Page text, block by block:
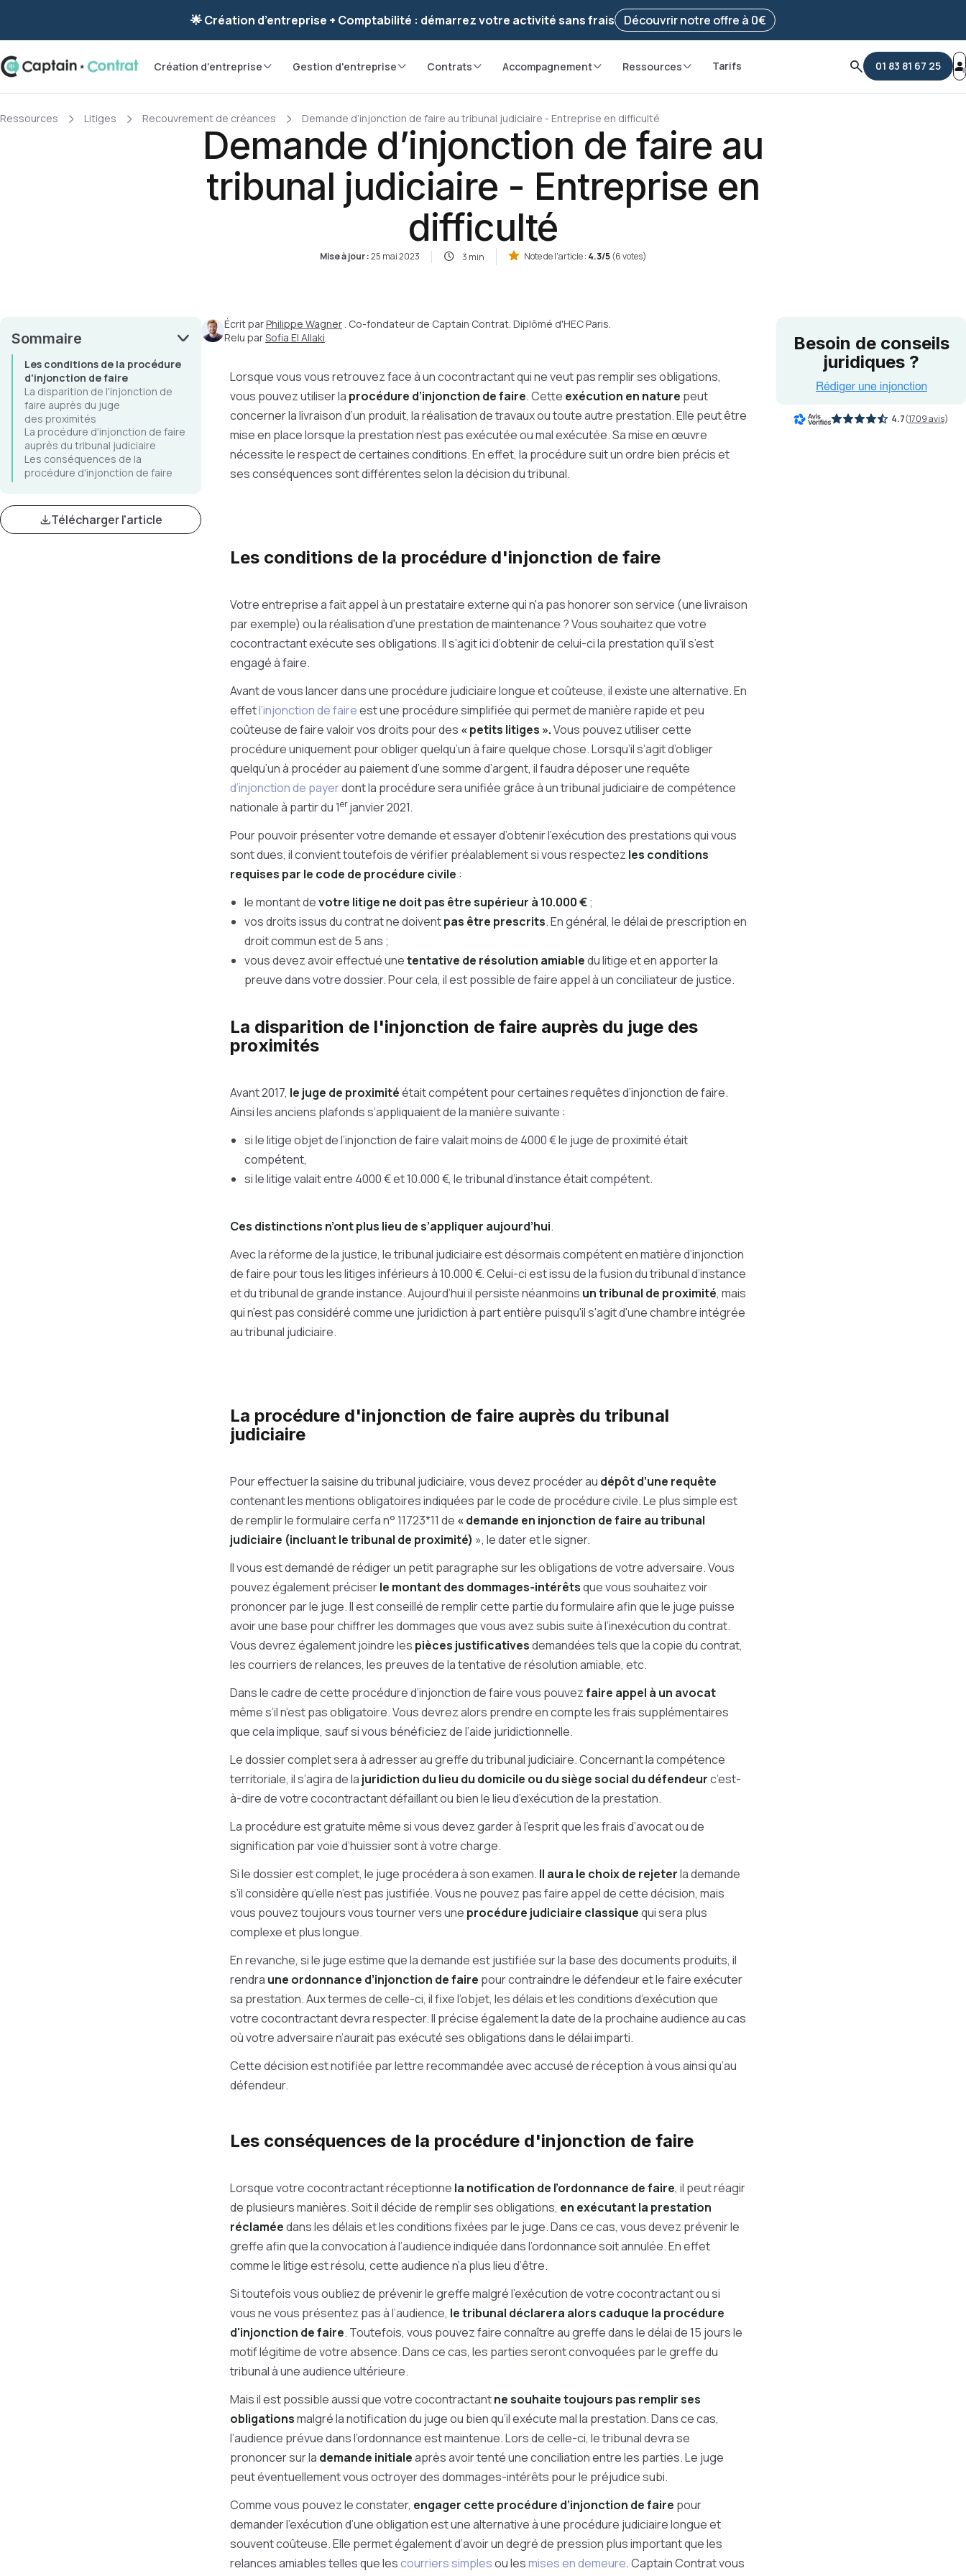
Ravis de vous revoir ! Votre démarchea été enregistrée 🚀 Reprendre ma démarche
🌟 Création d’entreprise + Comptabilité : démarrez votre activité sans frais Découvrir notre offre à 0€
Création d'entreprise Gestion d'entreprise Contrats Accompagnement Ressources Tarifs 01 83 81 67 25
Ressources Litiges Recouvrement de créances Demande d’injonction de faire au tribunal judiciaire - Entreprise en difficulté
Demande d’injonction de faire au
tribunal judiciaire - Entreprise en
difficulté
Mise à jour :25 mai 2023 3 min Note de l'article : 4.3/5(6 votes)
Sommaire
Les conditions de la procédure
d'injonction de faire
La disparition de l'injonction de
faire auprès du juge
des proximités
La procédure d'injonction de faire
auprès du tribunal judiciaire
Les conséquences de la
procédure d'injonction de faire
Télécharger l'article
Écrit parPhilippe Wagner. Co-fondateur de Captain Contrat. Diplômé d'HEC Paris.
Relu parSofia El Allaki.
Lorsque vous vous retrouvez face à un cocontractant qui ne veut pas remplir ses obligations,
vous pouvez utiliser la procédure d’injonction de faire. Cette exécution en nature peut
concerner la livraison d’un produit, la réalisation de travaux ou toute autre prestation. Elle peut être
mise en place lorsque la prestation n’est pas exécutée ou mal exécutée. Sa mise en œuvre
nécessite le respect de certaines conditions. En effet, la procédure suit un ordre bien précis et
ses conséquences sont différentes selon la décision du tribunal.
Les conditions de la procédure d'injonction de faire
Votre entreprise a fait appel à un prestataire externe qui n'a pas honorer son service (une livraison
par exemple) ou la réalisation d'une prestation de maintenance ? Vous souhaitez que votre
cocontractant exécute ses obligations. Il s’agit ici d’obtenir de celui-ci la prestation qu’il s’est
engagé à faire.
Avant de vous lancer dans une procédure judiciaire longue et coûteuse, il existe une alternative. En
effetl’injonction de faireest une procédure simplifiée qui permet de manière rapide et peu
coûteuse de faire valoir vos droits pour des « petits litiges ».Vous pouvez utiliser cette
procédure uniquement pour obliger quelqu’un à faire quelque chose. Lorsqu’il s’agit d’obliger
quelqu’un à procéder au paiement d’une somme d’argent, il faudra déposer une requête
d’injonction de payerdont la procédure sera unifiée grâce à un tribunal judiciaire de compétence
nationale à partir du 1erjanvier 2021.
Pour pouvoir présenter votre demande et essayer d’obtenir l’exécution des prestations qui vous
sont dues, il convient toutefois de vérifier préalablement si vous respectez les conditions
requises par le code de procédure civile :
le montant devotre litige ne doit pas être supérieur à 10.000 €;
vos droits issus du contrat ne doiventpas être prescrits. En général, le délai de prescription en
droit commun est de 5 ans ;
vous devez avoir effectué unetentative de résolution amiabledu litige et en apporter la
preuve dans votre dossier. Pour cela, il est possible de faire appel à un conciliateur de justice.
La disparition de l'injonction de faire auprès du juge des
proximités
Avant 2017, le juge de proximitéétait compétent pour certaines requêtes d’injonction de faire.
Ainsi les anciens plafonds s’appliquaient de la manière suivante :
si le litige objet de l’injonction de faire valait moins de 4000 € le juge de proximité était
compétent,
si le litige valait entre 4000 € et 10.000 €, le tribunal d’instance était compétent.
Ces distinctions n’ont plus lieu de s’appliquer aujourd’hui.
Avec la réforme de la justice, le tribunal judiciaire est désormais compétent en matière d’injonction
de faire pour tous les litiges inférieurs à 10.000 €. Celui-ci est issu de la fusion du tribunal d’instance
et du tribunal de grande instance. Aujourd’hui il persiste néanmoins un tribunal de proximité, mais
qui n’est pas considéré comme une juridiction à part entière puisqu'il s'agit d'une chambre intégrée
au tribunal judiciaire.
La procédure d'injonction de faire auprès du tribunal
judiciaire
Pour effectuer la saisine du tribunal judiciaire, vous devez procéder au dépôt d’une requête
contenant les mentions obligatoires indiquées par le code de procédure civile. Le plus simple est
de remplir le formulaire cerfa n° 11723*11 de « demande en injonction de faire au tribunal
judiciaire (incluant le tribunal de proximité) », le dater et le signer.
Il vous est demandé de rédiger un petit paragraphe sur les obligations de votre adversaire. Vous
pouvez également préciserle montant des dommages-intérêtsque vous souhaitez voir
prononcer par le juge. Il est conseillé de remplir cette partie du formulaire afin que le juge puisse
avoir une base pour chiffrer les dommages que vous avez subis suite à l’inexécution du contrat.
Vous devrez également joindre les pièces justificativesdemandées tels que la copie du contrat,
les courriers de relances, les preuves de la tentative de résolution amiable, etc.
Dans le cadre de cette procédure d’injonction de faire vous pouvezfaire appel à un avocat
même s’il n’est pas obligatoire. Vous devrez alors prendre en compte les frais supplémentaires
que cela implique, sauf si vous bénéficiez de l’aide juridictionnelle.
Le dossier complet sera à adresser au greffe du tribunal judiciaire. Concernant la compétence
territoriale, il s’agira de la juridiction du lieu du domicile ou du siège social du défendeurc’est-
à-dire de votre cocontractant défaillant ou bien le lieu d’exécution de la prestation.
La procédure est gratuite même si vous devez garder à l’esprit que les frais d’avocat ou de
signification par voie d’huissier sont à votre charge.
Si le dossier est complet, le juge procédera à son examen. Il aura le choix de rejeterla demande
s’il considère qu’elle n’est pas justifiée. Vous ne pouvez pas faire appel de cette décision, mais
vous pouvez toujours vous tourner vers une procédure judiciaire classiquequi sera plus
complexe et plus longue.
En revanche, si le juge estime que la demande est justifiée sur la base des documents produits, il
rendra une ordonnance d’injonction de faire pour contraindre le défendeur et le faire exécuter
sa prestation. Aux termes de celle-ci, il fixe l’objet, les délais et les conditions d’exécution que
votre cocontractant devra respecter. Il précise également la date de la prochaine audience au cas
où votre adversaire n’aurait pas exécuté ses obligations dans le délai imparti.
Cette décision est notifiée par lettre recommandée avec accusé de réception à vous ainsi qu’au
défendeur.
Les conséquences de la procédure d'injonction de faire
Lorsque votre cocontractant réceptionne la notification de l’ordonnance de faire, il peut réagir
de plusieurs manières. Soit il décide de remplir ses obligations, en exécutant la prestation
réclaméedans les délais et les conditions fixées par le juge. Dans ce cas, vous devez prévenir le
greffe afin que la convocation à l’audience indiquée dans l’ordonnance soit annulée. En effet
comme le litige est résolu, cette audience n’a plus lieu d’être.
Si toutefois vous oubliez de prévenir le greffe malgré l’exécution de votre cocontractant ou si
vous ne vous présentez pas à l’audience, le tribunal déclarera alors caduque la procédure
d'injonction de faire. Toutefois, vous pouvez faire connaître au greffe dans le délai de 15 jours le
motif légitime de votre absence. Dans ce cas, les parties seront convoquées par le greffe du
tribunal à une audience ultérieure.
Mais il est possible aussi que votre cocontractantne souhaite toujours pas remplir ses
obligationsmalgré la notification du juge ou bien qu’il exécute mal la prestation. Dans ce cas,
l’audience prévue dans l’ordonnance est maintenue. Lors de celle-ci, le tribunal devra se
prononcer sur la demande initialeaprès avoir tenté une conciliation entre les parties. Le juge
peut éventuellement vous octroyer des dommages-intérêts pour le préjudice subi.
Comme vous pouvez le constater, engager cette procédure d’injonction de faire pour
demander l’exécution d’une obligation est une alternative à une procédure judiciaire longue et
souvent coûteuse. Elle permet également d’avoir un degré de pression plus important que les
relances amiables telles que lescourriers simplesou lesmises en demeure. Captain Contrat vous
4.7(1709 avis)
Besoin de conseils
juridiques ?